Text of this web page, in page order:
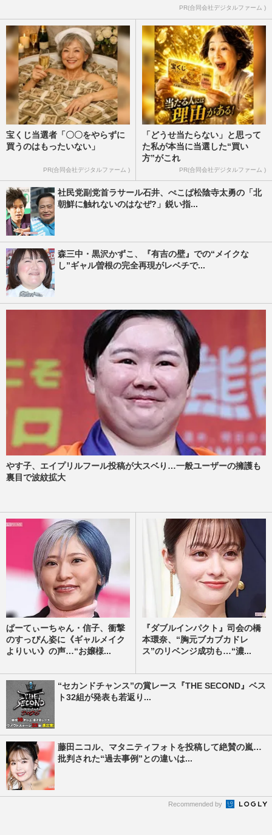
PR(合同会社デジタルファーム )
宝くじ当選者「〇〇をやらずに
買うのはもったいない」
PR(合同会社デジタルファーム )
「どうせ当たらない」と思って
た私が本当に当選した“買い
方”がこれ
PR(合同会社デジタルファーム )
社民党副党首ラサール石井、ぺこぱ松陰寺太勇の「北
朝鮮に触れないのはなぜ?」鋭い指...
森三中・黒沢かずこ、『有吉の壁』での“メイクな
し”ギャル曽根の完全再現がレベチで...
やす子、エイプリルフール投稿が大スベり…一般ユーザーの擁護も
裏目で波紋拡大
ぱーてぃーちゃん・信子、衝撃
のすっぴん姿に《ギャルメイク
よりいい》の声…“お嬢様...
『ダブルインパクト』司会の橋
本環奈、“胸元ブカブカドレ
ス”のリベンジ成功も…“濃...
“セカンドチャンス”の賞レース『THE SECOND』ベス
ト32組が発表も若返り...
藤田ニコル、マタニティフォトを投稿して絶賛の嵐…
批判された“過去事例”との違いは...
Recommended by